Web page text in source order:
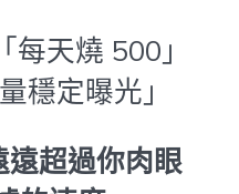
每天燒 500」
穩定曝光」
超過你肉眼